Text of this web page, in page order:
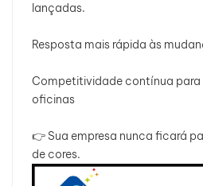
lançadas.
Resposta mais rápida às
Competitividade contínua para
oficinas
👉 Sua empresa nunca ficará
de cores.